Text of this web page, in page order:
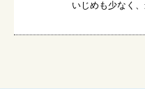
いじめも少なく